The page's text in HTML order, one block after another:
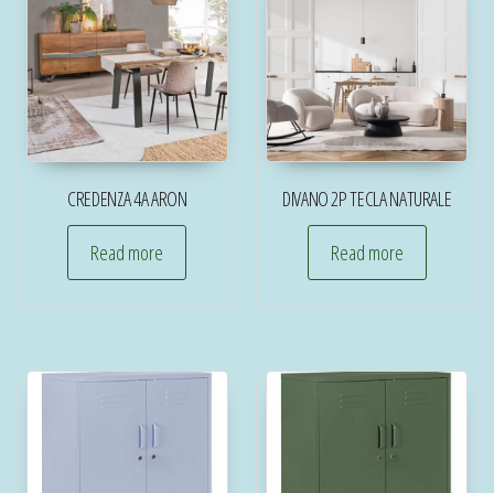
CREDENZA 4A ARON
Read more
DIVANO 2P TECLA NATURALE
Read more